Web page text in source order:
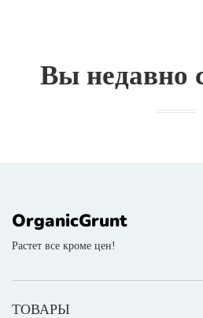
Вы недавно
OrganicGrunt
Растет все кроме цен!
ТОВАРЫ